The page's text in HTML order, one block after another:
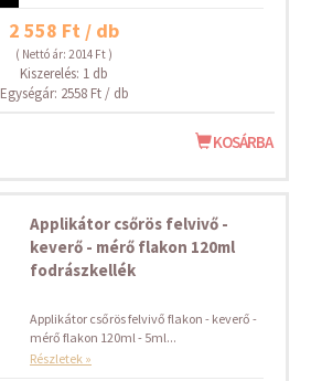
2 558 Ft / db
( Nettó ár: 2 014 Ft )
Kiszerelés: 1 db
Egységár: 2558 Ft / db
KOSÁRBA
Applikátor csőrös felvivő -
keverő - mérő flakon 120ml
fodrászkellék
Applikátor csőrös felvivő flakon - keverő -
mérő flakon 120ml - 5ml...
Részletek »